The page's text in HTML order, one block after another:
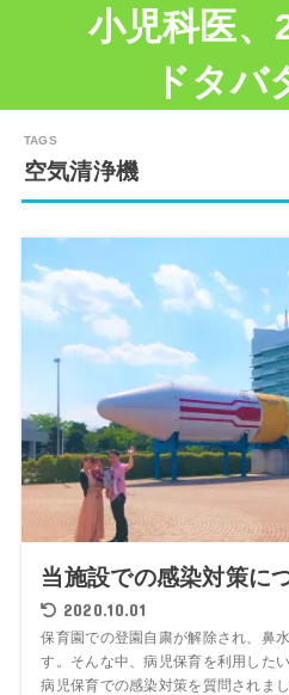
小児科医、
ドタバ
空気清浄機
当施設での感染対策に
2020.10.01
保育園での登園自粛が解除され、鼻
す。そんな中、病児保育を利用した
病児保育での感染対策を質問されま